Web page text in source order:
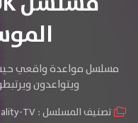
مسلسل مواعدة واقعي حيث
ويتواعدون
تصنيف المسلسل :TV